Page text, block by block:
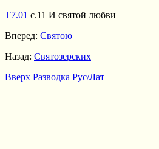
Т7.01 с.11 И святой любви
Вперед: Святою
Назад: Святозерских
Вверх Разводка Рус/Лат